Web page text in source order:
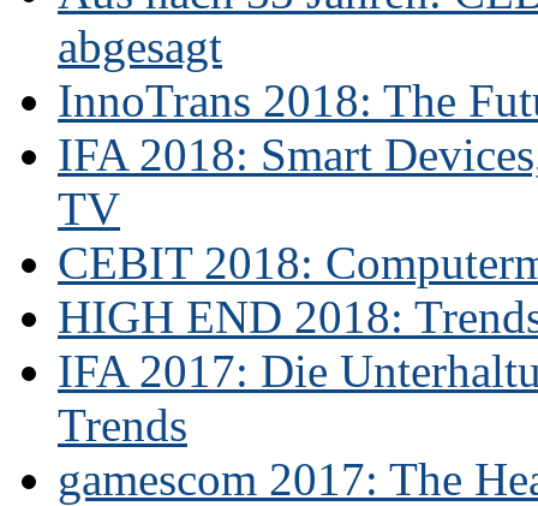
abgesagt
InnoTrans 2018: The
IFA 2018: Smart
TV
CEBIT 2018:
HIGH END 2018:
IFA 2017: Die
Trends
gamescom 2017: The